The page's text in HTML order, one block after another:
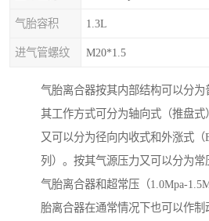
气胎容积 1.3L
进气管螺纹 M20*1.5
气胎离合器按其内部结构可以分
其工作方式可分为轴向式（推盘
又可以分为径向内收式和外涨式（
列）。按其气源压力又可以分为常
气胎离合器和超常压（1.0Mpa-
胎离合器在通常情况下也可以作制